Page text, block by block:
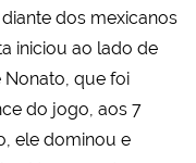
dos mexicanos
iniciou ao lado de
Nonato, que foi
do jogo, aos 7
ele dominou e